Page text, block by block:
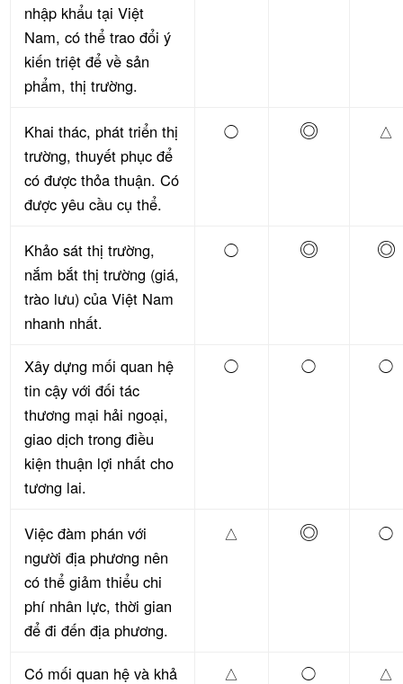
nhập khẩu tại Việt
Nam, có thể trao đổi ý
kiến triệt để về sản
phẩm, thị trường.
Khai thác, phát triển thị
trường, thuyết phục để
có được thỏa thuận. Có
được yêu cầu cụ thể.
◯ ◎ △
Khảo sát thị trường,
nắm bắt thị trường (giá,
trào lưu) của Việt Nam
nhanh nhất.
◯ ◎ ◎
Xây dựng mối quan hệ
tin cậy với đối tác
thương mại hải ngoại,
giao dịch trong điều
kiện thuận lợi nhất cho
tương lai.
◯ ◯ ◯
Việc đàm phán với
người địa phương nên
có thể giảm thiểu chi
phí nhân lực, thời gian
để đi đến địa phương.
△ ◎ ◯
Có mối quan hệ và khả △ ◯ △